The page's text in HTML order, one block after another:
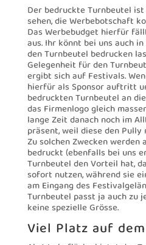
Der bedruckte Turnbeutel
sehen, die Werbebotschaft
Das Werbebudget hierfür
aus. Ihr könnt bei uns auch
den Turnbeutel bedrucken
Gelegenheit für den
ergibt sich auf Festivals.
hierfür als Sponsor auftritt
bedruckten Turnbeutel an
das Firmenlogo gleich
lange Zeit danach noch im
präsent, weil diese den
Zu solchen Zwecken werden
bedruckt (ebenfalls bei uns
Turnbeutel den Vorteil hat,
sofort nutzen, während sie
am Eingang des
Turnbeutel passt ja auch zu
keine spezielle Grösse.
Viel Platz auf